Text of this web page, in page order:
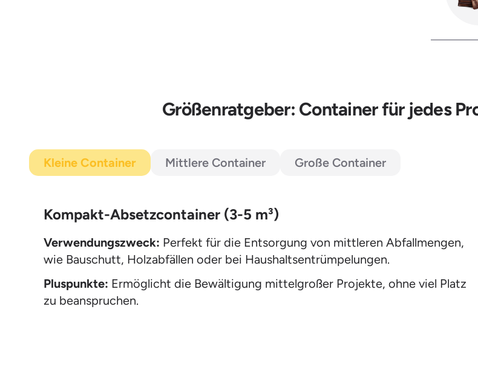
Größenratgeber: Container für jedes
Kleine Container Mittlere Container Große Container
Kompakt-Absetzcontainer (3-5 m³)
Verwendungszweck: Perfekt für die Entsorgung von mittleren Abfallmengen,
wie Bauschutt, Holzabfällen oder bei Haushaltsentrümpelungen.
Pluspunkte: Ermöglicht die Bewältigung mittelgroßer Projekte, ohne viel Platz
zu beanspruchen.